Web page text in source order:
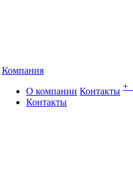
Компания
О компании
Контакты
Контакты +